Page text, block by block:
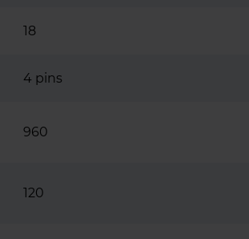
18
4 pins
960
120